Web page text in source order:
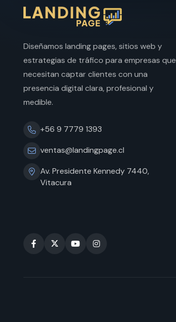
Diseñamos landing pages, sitios web y
estrategias de tráfico para empresas que
necesitan captar clientes con una
presencia digital clara, profesional y
medible.
+56 9 7779 1393
ventas@landingpage.cl
Av. Presidente Kennedy 7440,
Vitacura